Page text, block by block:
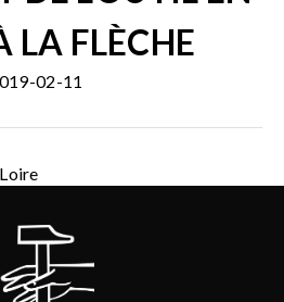
LA FLÈCHE
02-11